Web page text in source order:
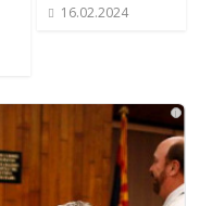
16.02.2024
i